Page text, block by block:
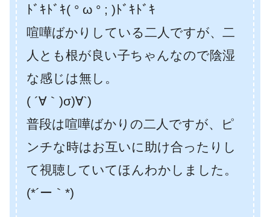
ﾄﾞｷﾄﾞｷ( ° ω ° ; )ﾄﾞｷﾄﾞｷ
喧嘩ばかりしている二人ですが、二
人とも根が良い子ちゃんなので陰湿
な感じは無し。
( ´∀｀)σ)∀`)
普段は喧嘩ばかりの二人ですが、ピ
ンチな時はお互いに助け合ったりし
て視聴していてほんわかしました。
(*´ー｀*)